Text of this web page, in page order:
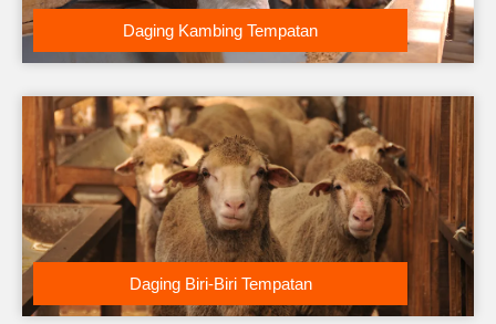
Daging Kambing Tempatan
Daging Biri-Biri Tempatan